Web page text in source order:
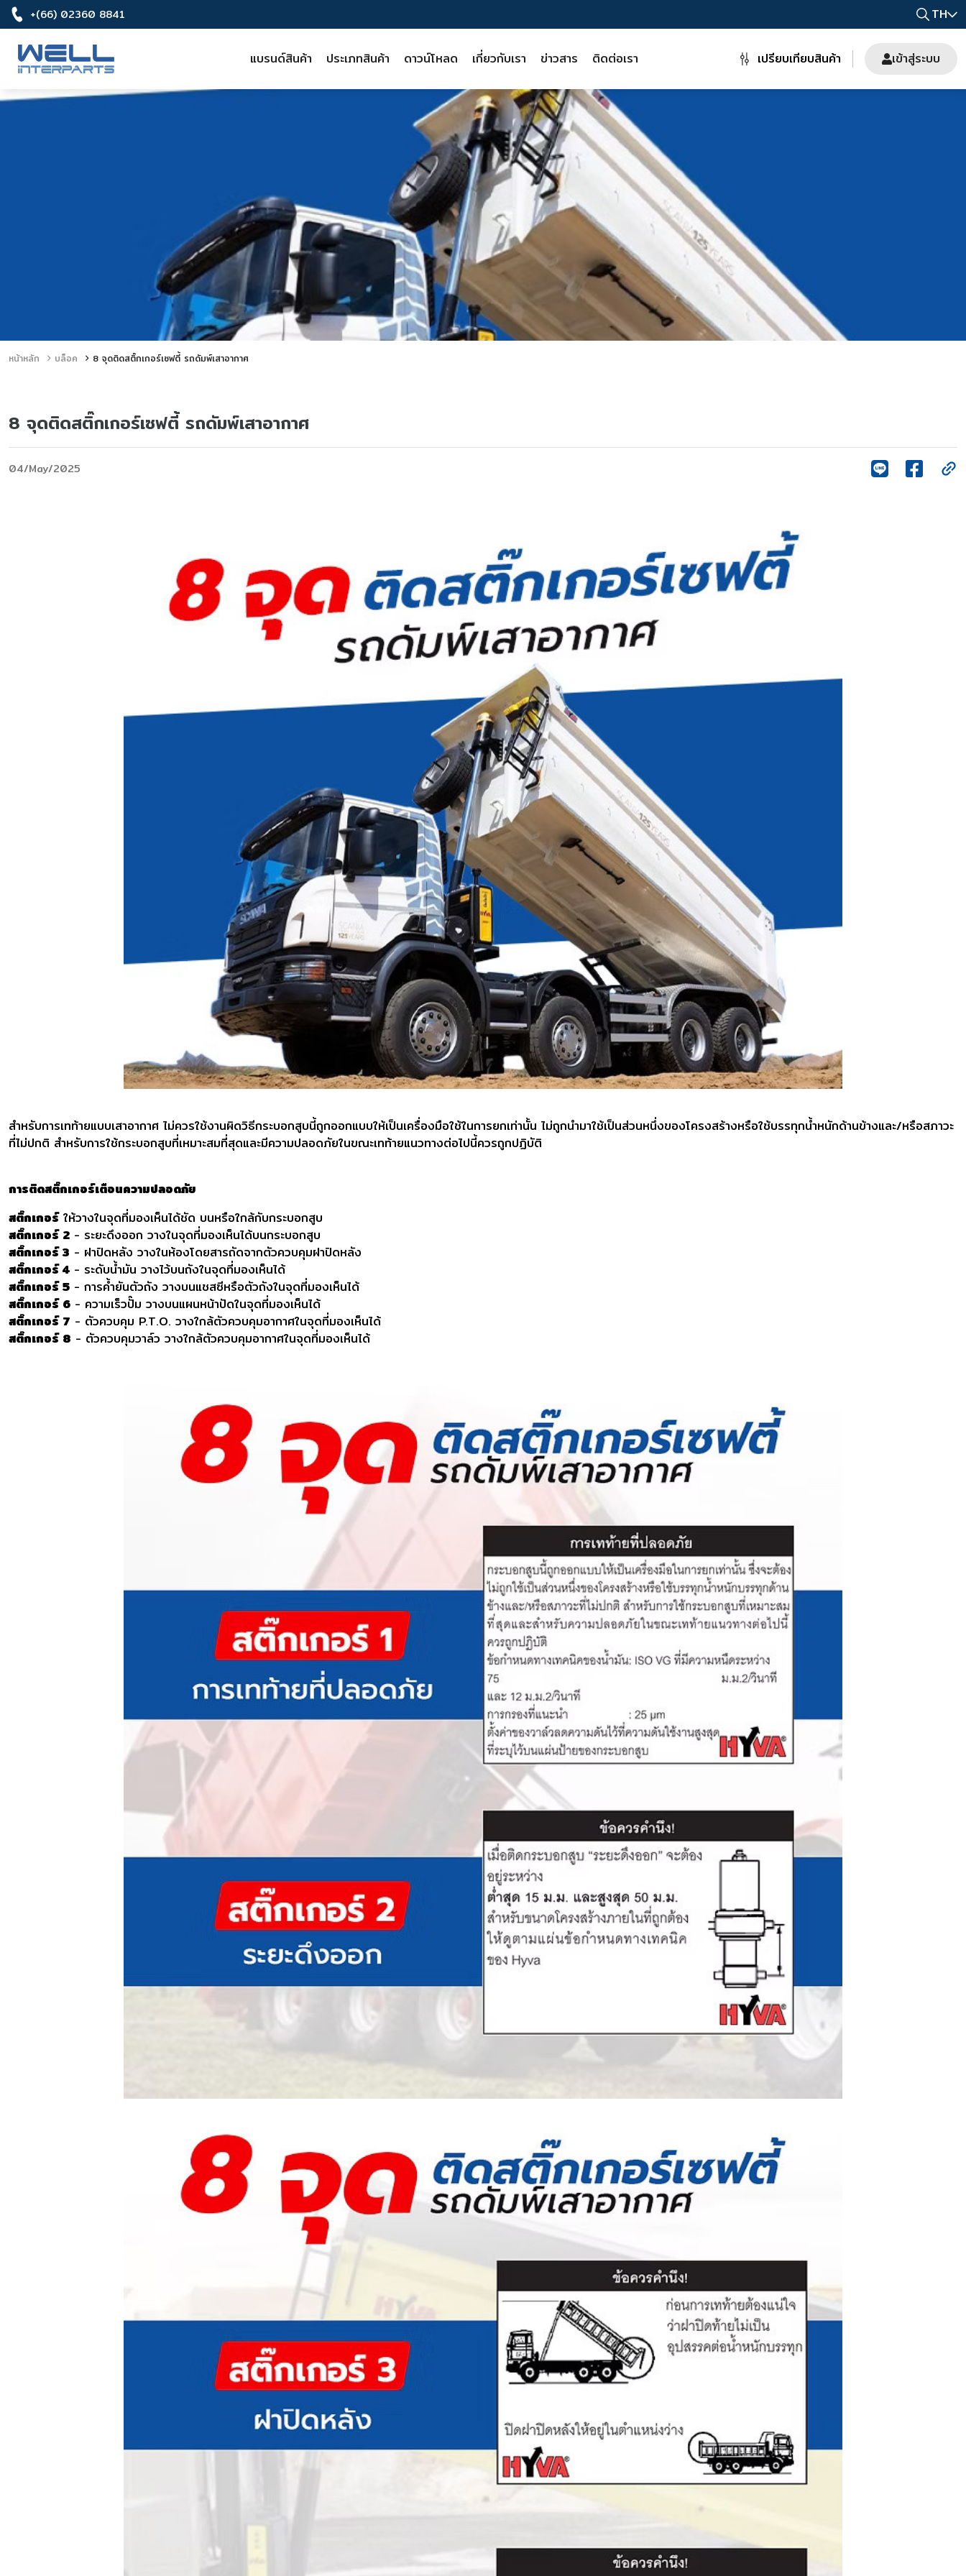
+(66) 02360 8841 TH
แบรนด์สินค้า ประเภทสินค้า ดาวน์โหลด เกี่ยวกับเรา ข่าวสาร ติดต่อเรา เปรียบเทียบสินค้า เข้าสู่ระบบ
หน้าหลัก บล็อค 8 จุดติดสติ๊กเกอร์เซฟตี้ รถดัมพ์เสาอากาศ
8 จุดติดสติ๊กเกอร์เซฟตี้ รถดัมพ์เสาอากาศ
04/May/2025
สำหรับการเทท้ายแบบเสาอากาศ ไม่ควรใช้งานผิดวิธีกระบอกสูบนี้ถูกออกแบบให้เป็นเครื่องมือใช้ในการยกเท่านั้น ไม่ถูกนำมาใช้เป็นส่วนหนึ่งของโครงสร้างหรือใช้บรรทุกน้ำหนักด้านข้างและ/หรือสภาวะ
ที่ไม่ปกติ สำหรับการใช้กระบอกสูบที่เหมาะสมที่สุดและมีความปลอดภัยในขณะเทท้ายแนวทางต่อไปนี้ควรถูกปฏิบัติ
การติดสติ๊กเกอร์เตือนความปลอดภัย
สติ๊กเกอร์ให้วางในจุดที่มองเห็นได้ชัด บนหรือใกล้กับกระบอกสูบ
สติ๊กเกอร์ 2 - ระยะดึงออก วางในจุดที่มองเห็นได้บนกระบอกสูบ
สติ๊กเกอร์ 3 - ฝาปิดหลัง วางในห้องโดยสารถัดจากตัวควบคุมฝาปิดหลัง
สติ๊กเกอร์ 4 - ระดับน้ำมัน วางไว้บนถังในจุดที่มองเห็นได้
สติ๊กเกอร์ 5 - การค้ำยันตัวถัง วางบนแชสซีหรือตัวถังในจุดที่มองเห็นได้
สติ๊กเกอร์ 6 - ความเร็วปั๊ม วางบนแผนหน้าปัดในจุดที่มองเห็นได้
สติ๊กเกอร์ 7 - ตัวควบคุม P.T.O. วางใกล้ตัวควบคุมอากาศในจุดที่มองเห็นได้
สติ๊กเกอร์ 8 - ตัวควบคุมวาล์ว วางใกล้ตัวควบคุมอากาศในจุดที่มองเห็นได้